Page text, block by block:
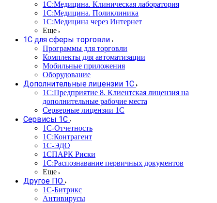
1С:Медицина. Клиническая лаборатория
1С:Медицина. Поликлиника
1С:Медицина через Интернет
Еще
1С для сферы торговли
Программы для торговли
Комплекты для автоматизации
Мобильные приложения
Оборудование
Дополнительные лицензии 1С
1С:Предприятие 8. Клиентская лицензия на
дополнительные рабочие места
Серверные лицензии 1С
Сервисы 1С
1С-Отчетность
1С:Контрагент
1С-ЭДО
1СПАРК Риски
1С:Распознавание первичных документов
Еще
Другое ПО
1С-Битрикс
Антивирусы